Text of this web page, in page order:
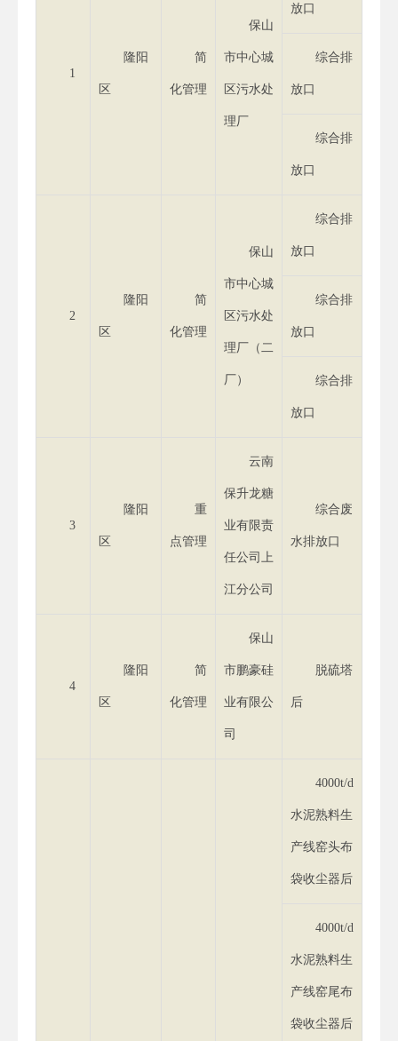
1
隆阳
区
简
化管理
保山
市中心城
区污水处
理厂
放口
综合排
放口
综合排
放口
2
隆阳
区
简
化管理
保山
市中心城
区污水处
理厂（二
厂）
综合排
放口
综合排
放口
综合排
放口
3
隆阳
区
重
点管理
云南
保升龙糖
业有限责
任公司上
江分公司
综合废
水排放口
4
隆阳
区
简
化管理
保山
市鹏豪硅
业有限公
司
脱硫塔
后
4000t/d
水泥熟料生
产线窑头布
袋收尘器后
4000t/d
水泥熟料生
产线窑尾布
袋收尘器后